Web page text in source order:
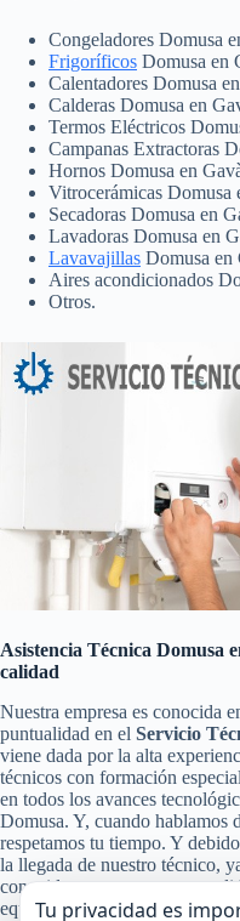
Congeladores Domusa
Frigoríficos Domusa en
Calentadores Domusa
Calderas Domusa en
Termos Eléctricos
Campanas Extractoras
Hornos Domusa en
Vitrocerámicas Domusa
Secadoras Domusa en
Lavadoras Domusa en
Lavavajillas Domusa en
Aires acondicionados
Otros.
Asistencia Técnica Domusa
calidad
Nuestra empresa es conocida
puntualidad en el Servicio
viene dada por la alta
técnicos con formación
en todos los avances
Domusa. Y, cuando hablamos
respetamos tu tiempo. Y
la llegada de nuestro técnico,
conocidos por nuestra
equipo Domusa un servicio de
Tu privacidad es